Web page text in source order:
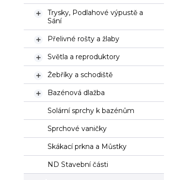
Trysky, Podlahové výpustě a
Sání

Přelivné rošty a žlaby

Světla a reproduktory

Žebříky a schodiště

Bazénová dlažba

Solární sprchy k bazénům
Sprchové vaničky
Skákací prkna a Můstky
ND Stavební části